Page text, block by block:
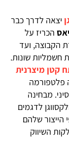
יצאה לדרך כבר
הכריז על
הקבוצה, ועד
חשמליות שונות.
קטן מיצרנית
פלטפורמה
מבחינה
לדגמים
שלהם
השיווק